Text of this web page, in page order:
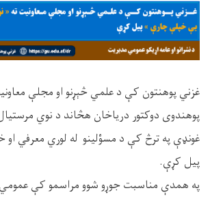
غزني پوهنتون کې د علمي څېړنو او مجلې
پوهندوی دوکتور دریاخان هڅاند د نوي
غونډې په ترڅ کې د مسؤلینو له لوري معرفي
پیل کړې.
په همدې مناسبت جوړو شوو مراسمو کې